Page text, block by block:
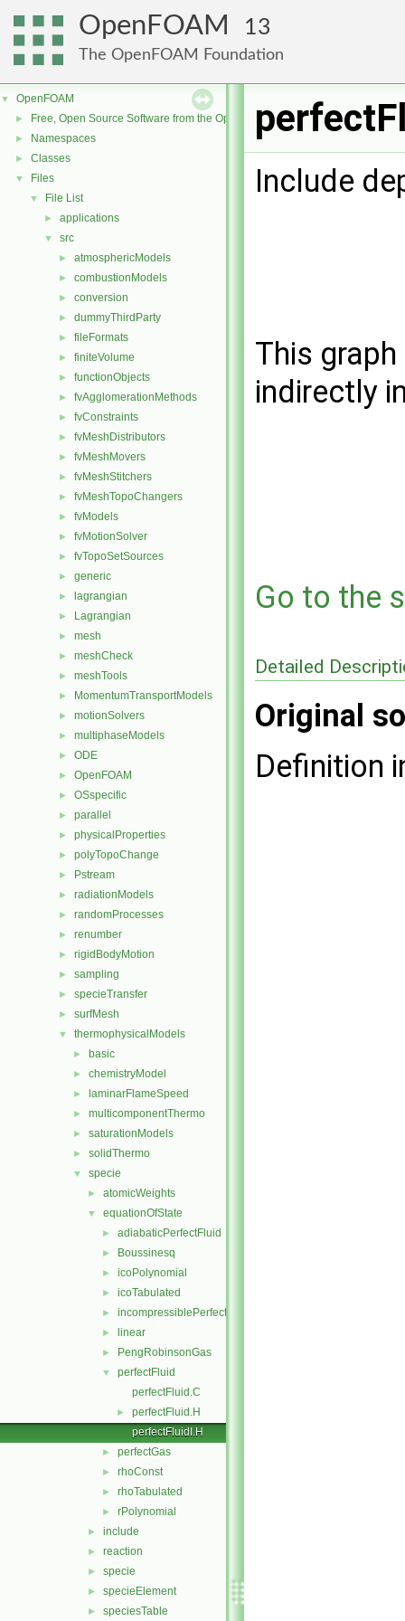
OpenFOAM 13
The OpenFOAM Foundation
▼ OpenFOAM
► Free, Open Source Software from the OpenFOAM Foundation
► Namespaces
► Classes
▼ Files
▼ File List
► applications
▼ src
► atmosphericModels
► combustionModels
► conversion
► dummyThirdParty
► fileFormats
► finiteVolume
► functionObjects
► fvAgglomerationMethods
► fvConstraints
► fvMeshDistributors
► fvMeshMovers
► fvMeshStitchers
► fvMeshTopoChangers
► fvModels
► fvMotionSolver
► fvTopoSetSources
► generic
► lagrangian
► Lagrangian
► mesh
► meshCheck
► meshTools
► MomentumTransportModels
► motionSolvers
► multiphaseModels
► ODE
► OpenFOAM
► OSspecific
► parallel
► physicalProperties
► polyTopoChange
► Pstream
► radiationModels
► randomProcesses
► renumber
► rigidBodyMotion
► sampling
► specieTransfer
► surfMesh
▼ thermophysicalModels
► basic
► chemistryModel
► laminarFlameSpeed
► multicomponentThermo
► saturationModels
► solidThermo
▼ specie
► atomicWeights
▼ equationOfState
► adiabaticPerfectFluid
► Boussinesq
► icoPolynomial
► icoTabulated
► incompressiblePerfectGas
► linear
► PengRobinsonGas
▼
perfectFluid
perfectFluid.C
►
perfectFluid.H
perfectFluidI.H
► perfectGas
► rhoConst
► rhoTabulated
► rPolynomial
► include
► reaction
► specie
► specieElement
► speciesTable
Include
This
indirectly
Go to the
Detailed
Original
Definition